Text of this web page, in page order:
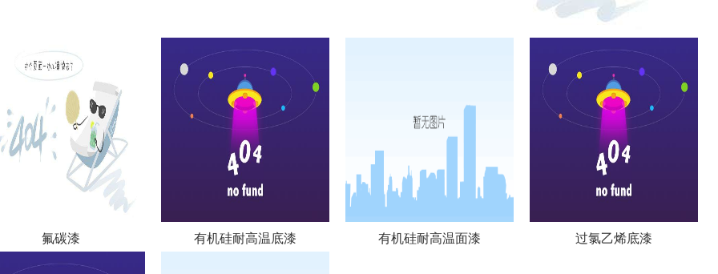
氟碳漆 有机硅耐高温底漆 有机硅耐高温面漆 过氯乙烯底漆